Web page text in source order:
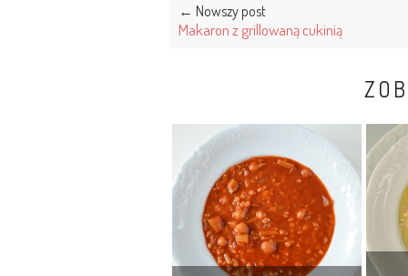
← Nowszy post
Makaron z grillowaną cukinią